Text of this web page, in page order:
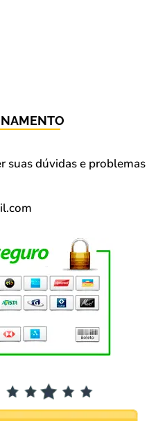
suas dúvidas e problemas